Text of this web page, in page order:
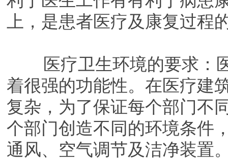
上，是患者医疗及康复过程
医疗卫生环境的要求：医
着很强的功能性。在医疗建
复杂，为了保证每个部门不
个部门创造不同的环境条件
通风、空气调节及洁净装置